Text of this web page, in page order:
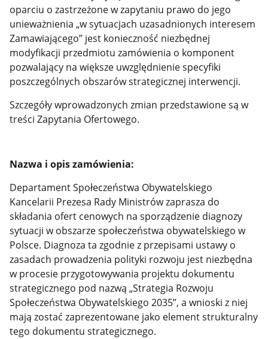
oparciu o zastrzeżone w zapytaniu prawo do jego
unieważnienia „w sytuacjach uzasadnionych interesem
Zamawiającego” jest konieczność niezbędnej
modyfikacji przedmiotu zamówienia o komponent
pozwalający na większe uwzględnienie specyfiki
poszczególnych obszarów strategicznej interwencji.
Szczegóły wprowadzonych zmian przedstawione są w
treści Zapytania Ofertowego.
Nazwa i opis zamówienia:
Departament Społeczeństwa Obywatelskiego
Kancelarii Prezesa Rady Ministrów zaprasza do
składania ofert cenowych na sporządzenie diagnozy
sytuacji w obszarze społeczeństwa obywatelskiego w
Polsce. Diagnoza ta zgodnie z przepisami ustawy o
zasadach prowadzenia polityki rozwoju jest niezbędna
w procesie przygotowywania projektu dokumentu
strategicznego pod nazwą „Strategia Rozwoju
Społeczeństwa Obywatelskiego 2035”, a wnioski z niej
mają zostać zaprezentowane jako element strukturalny
tego dokumentu strategicznego.